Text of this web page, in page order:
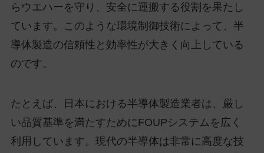
らウエハーを守り、安全に運搬する役割を果たし
ています。このような環境制御技術によって、半
導体製造の信頼性と効率性が大きく向上している
のです。
たとえば、日本における半導体製造業者は、厳し
い品質基準を満たすためにFOUPシステムを広く
利用しています。現代の半導体は非常に高度な技